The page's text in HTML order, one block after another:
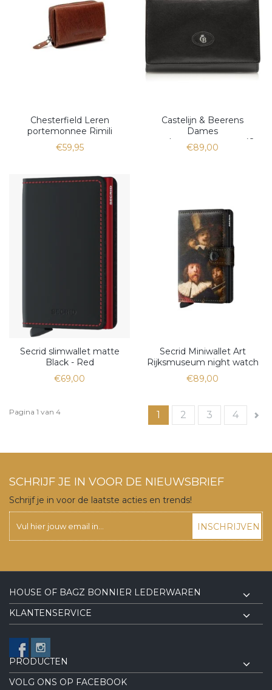
Chesterfield Leren
portemonnee Rimili
€59,95
Castelijn & Beerens
Dames
overlagportemonnee 42
2121
€89,00
Secrid slimwallet matte
Black - Red
€69,00
Secrid Miniwallet Art
Rijksmuseum night watch
€89,00
Pagina 1 van 4 1 2 3 4
SCHRIJF JE IN VOOR DE NIEUWSBRIEF
Schrijf je in voor de laatste acties en trends!
INSCHRIJVEN
HOUSE OF BAGZ BONNIER LEDERWAREN
KLANTENSERVICE
PRODUCTEN
VOLG ONS OP FACEBOOK